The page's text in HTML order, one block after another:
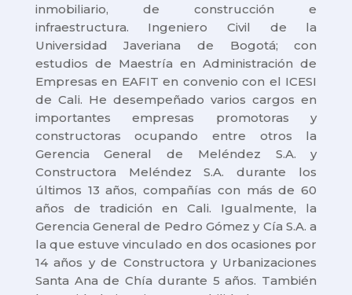
inmobiliario, de construcción e
infraestructura. Ingeniero Civil de la
Universidad Javeriana de Bogotá; con
estudios de Maestría en Administración de
Empresas en EAFIT en convenio con el ICESI
de Cali. He desempeñado varios cargos en
importantes empresas promotoras y
constructoras ocupando entre otros la
Gerencia General de Meléndez S.A. y
Constructora Meléndez S.A. durante los
últimos 13 años, compañías con más de 60
años de tradición en Cali. Igualmente, la
Gerencia General de Pedro Gómez y Cía S.A. a
la que estuve vinculado en dos ocasiones por
14 años y de Constructora y Urbanizaciones
Santa Ana de Chía durante 5 años. También